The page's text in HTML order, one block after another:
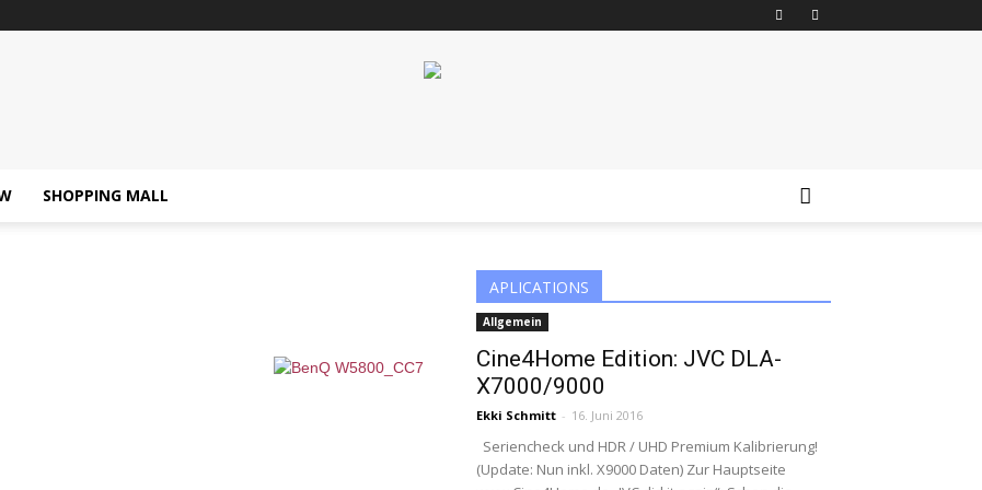
SHOPPING MALL
APLICATIONS
Allgemein
Cine4Home Edition: JVC DLA-
X7000/9000
Ekki Schmitt - 16. Juni 2016
Seriencheck und HDR / UHD Premium Kalibrierung!
(Update: Nun inkl. X9000 Daten) Zur Hauptseite